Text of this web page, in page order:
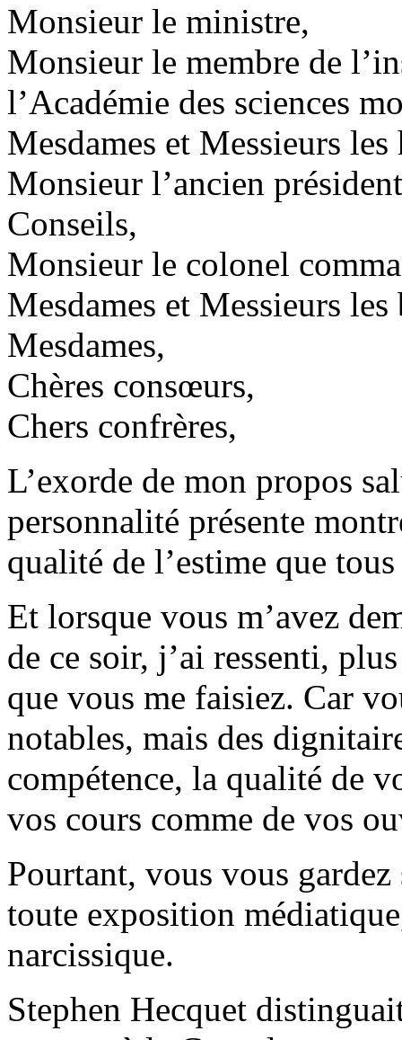
Monsieur le ministre,
Monsieur le membre de
l’Académie des sciences
Mesdames et Messieurs
Monsieur l’ancien
Conseils,
Monsieur le colonel
Mesdames et Messieurs
Mesdames,
Chères consœurs,
Chers confrères,
L’exorde de mon propos
personnalité présente
qualité de l’estime que
Et lorsque vous m’avez
de ce soir, j’ai ressenti,
que vous me faisiez. Car
notables, mais des
compétence, la qualité de
vos cours comme de vos
Pourtant, vous vous
toute exposition
narcissique.
Stephen Hecquet